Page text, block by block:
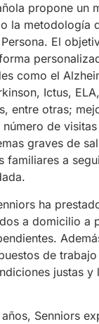
propone un
la metodología
El
como el
Ictus,
entre otras;
de
graves de
familiares a
ha
a domicilio a
de
justas y
Senniors